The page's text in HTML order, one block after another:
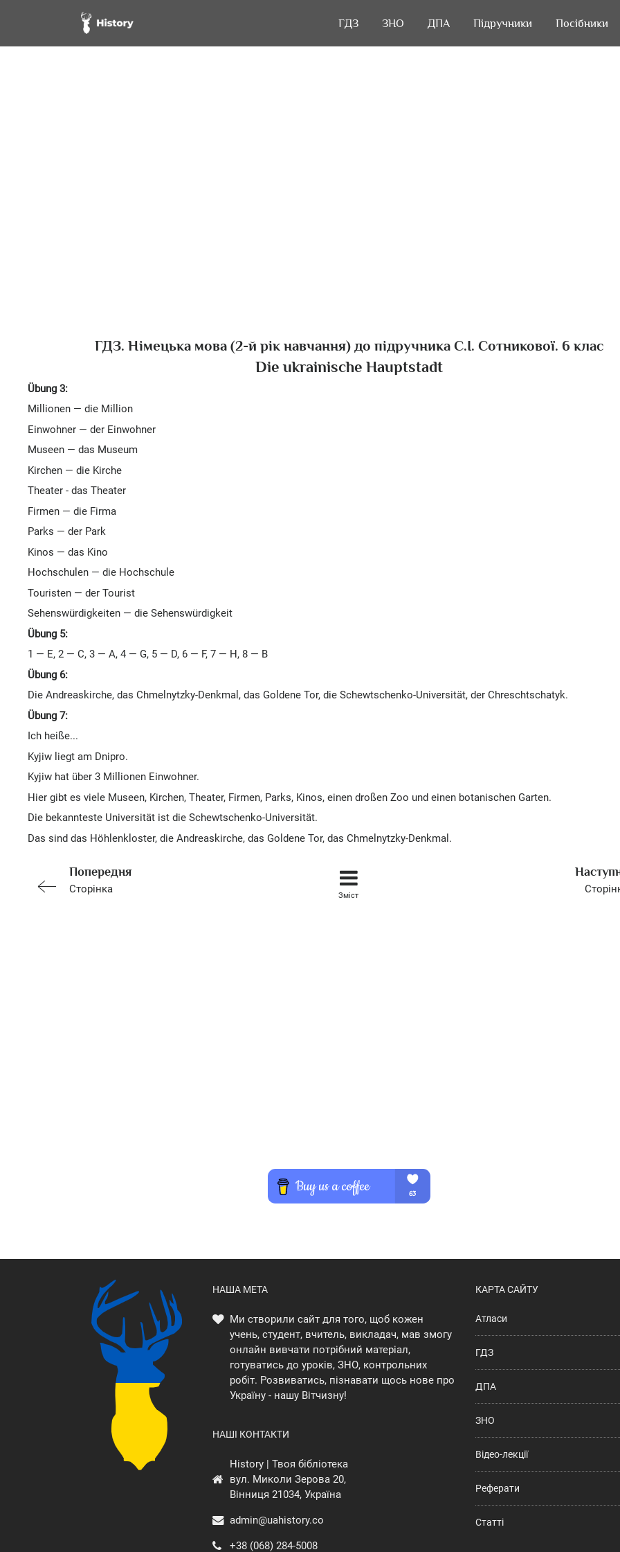
ГДЗ
ГДЗ ЗНО
ЗНО ДПА
ДПА Підручники
Підручники Посібники
Посібники
ГДЗ. Німецька мова (2-й рік навчання) до підручника С.І. Сотникової. 6 клас
Die ukrainische Hauptstadt
Übung 3:
Millionen — die Million
Einwohner — der Einwohner
Museen — das Museum
Kirchen — die Kirche
Theater - das Theater
Firmen — die Firma
Parks — der Park
Kinos — das Kino
Hochschulen — die Hochschule
Touristen — der Tourist
Sehenswürdigkeiten — die Sehenswürdigkeit
Übung 5:
1 — E, 2 — C, 3 — A, 4 — G, 5 — D, 6 — F, 7 — H, 8 — B
Übung 6:
Die Andreaskirche, das Chmelnytzky-Denkmal, das Goldene Tor, die Schewtschenko-Universität, der Chreschtschatyk.
Übung 7:
Ich heiße...
Kyjiw liegt am Dnipro.
Kyjiw hat über 3 Millionen Einwohner.
Hier gibt es viele Museen, Kirchen, Theater, Firmen, Parks, Kinos, einen droßen Zoo und einen botanischen Garten.
Die bekannteste Universität ist die Schewtschenko-Universität.
Das sind das Höhlenkloster, die Andreaskirche, das Goldene Tor, das Chmelnytzky-Denkmal.
Попередня
Сторінка
Зміст
НАША МЕТА
Ми створили сайт для того, щоб кожен
учень, студент, вчитель, викладач, мав змогу
онлайн вивчати потрібний матеріал,
готуватись до уроків, ЗНО, контрольних
робіт. Розвиватись, пізнавати щось нове про
Україну - нашу Вітчизну!
НАШІ КОНТАКТИ
History | Твоя бібліотека
вул. Миколи Зерова 20,
Вінниця 21034, Україна
admin@uahistory.co
+38 (068) 284-5008
КАРТА САЙТУ
Атласи
ГДЗ
ДПА
ЗНО
Відео-лекції
Реферати
Статті